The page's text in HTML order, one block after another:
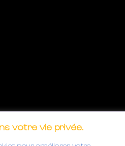
votre vie privée.